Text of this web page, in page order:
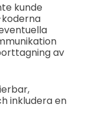
kunde
av
inkludera en